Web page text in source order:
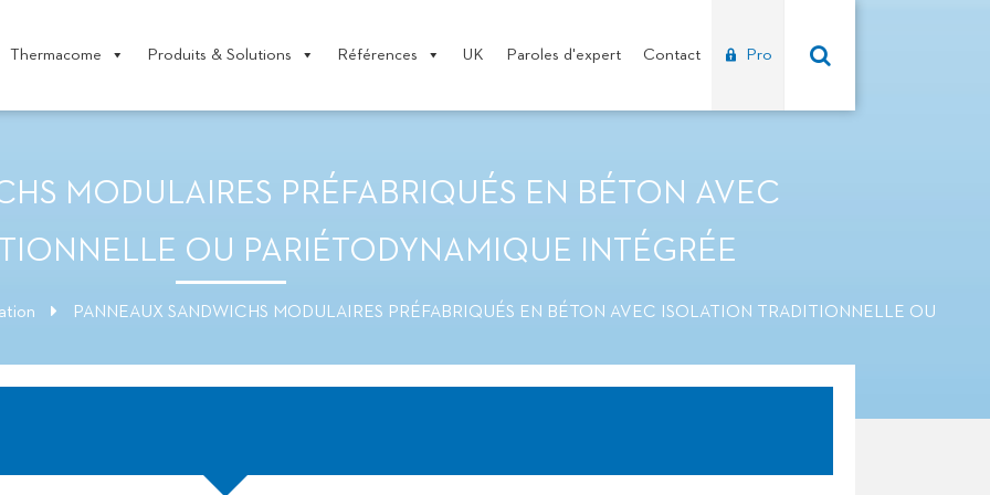
Thermacome Produits & Solutions Références UK Paroles d'expert Contact Pro
MODULAIRES PRÉFABRIQUÉS EN BÉTON AVEC
OU PARIÉTODYNAMIQUE INTÉGRÉE
PANNEAUX SANDWICHS MODULAIRES PRÉFABRIQUÉS EN BÉTON AVEC ISOLATION TRADITIONNELLE OU